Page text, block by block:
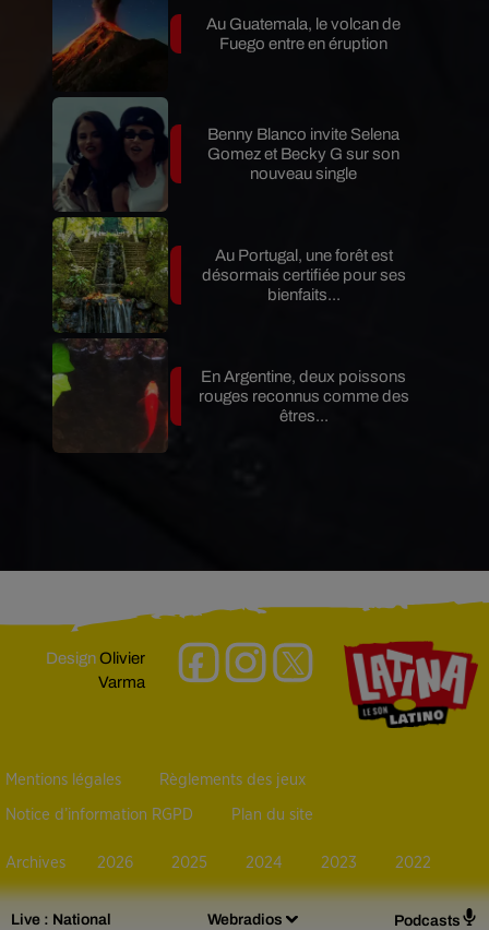
Live : National Webradios Podcasts
Au Guatemala, le volcan de
Fuego entre en éruption
Benny Blanco invite Selena
Gomez et Becky G sur son
nouveau single
Au Portugal, une forêt est
désormais certifiée pour ses
bienfaits...
En Argentine, deux poissons
rouges reconnus comme des
êtres...
DesignOlivier
Varma
Mentions légales Règlements des jeux
Notice d’information RGPD Plan du site
Archives 2026 2025 2024 2023 2022